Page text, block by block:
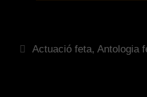
Actuació feta,Antologia